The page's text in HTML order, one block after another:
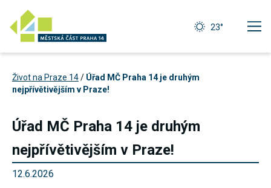
23°
Život na Praze 14/ Úřad MČ Praha 14 je druhým
nejpřívětivějším v Praze!
Úřad MČ Praha 14 je druhým
nejpřívětivějším v Praze!
12.6.2026